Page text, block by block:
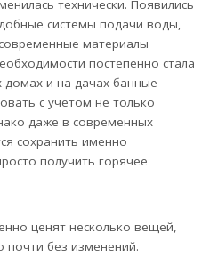
технически. Появились
системы подачи воды,
материалы
постепенно стала
и на дачах банные
с учетом не только
даже в современных
сохранить именно
получить горячее
ценят несколько вещей,
без изменений.